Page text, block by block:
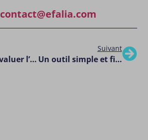
contact@efalia.com
Comment évaluer l’efficacité de vos recrutements ? Les principaux indicateurs de performance.
Suivant
Un outil simple et fiable pour tester le niveau de langue de vos candidats à votre disposition sur joHdi.ch